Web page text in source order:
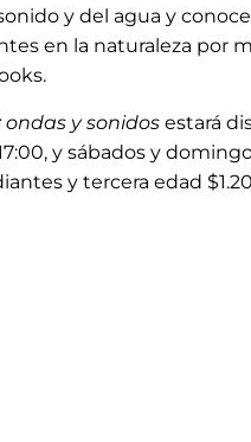
y del agua y
en la naturaleza por
ondas y sonidos estará
y sábados y
y tercera edad